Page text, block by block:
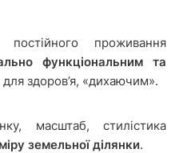
проживання
функціональним та
здоров’я, «дихаючим».
масштаб, стилістика
земельної ділянки.